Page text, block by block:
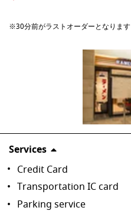
※30分前がラストオーダーとなります
Services
Credit Card
Transportation IC card
Parking service